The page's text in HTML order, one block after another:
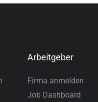
Arbeitgeber
Firma anmelden
Job Dashboard